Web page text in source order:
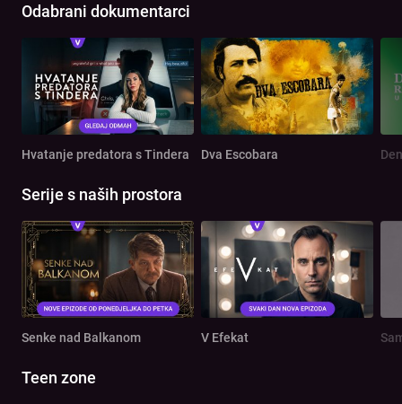
Odabrani dokumentarci
Hvatanje predatora s Tindera Dva Escobara
Serije s naših prostora
Senke nad Balkanom V Efekat
Teen zone